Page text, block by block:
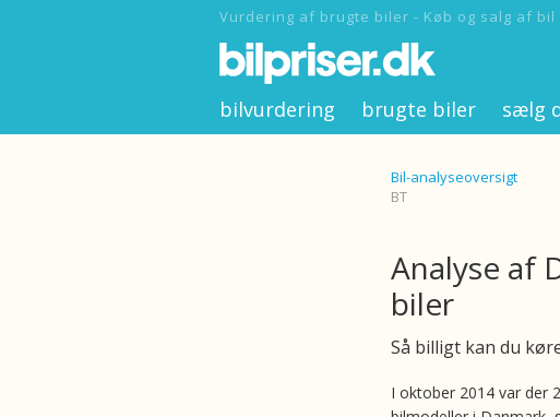
Vurdering af brugte biler - Køb og salg af bil
bilvurdering brugte biler sælg
Bil-analyseoversigt
BT
Analyse af
biler
Så billigt kan du
I oktober 2014 var der